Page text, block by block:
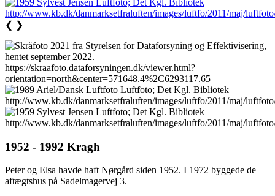
❮ ❯
1952 - 1992 Kragh
Peter og Elsa havde haft Nørgård siden 1952. I 1972 byggede de
aftægtshus på Sadelmagervej 3.